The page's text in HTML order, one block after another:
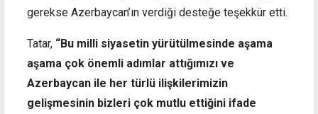
gerekse Azerbaycan’ın verdiği desteğe teşekkür etti.
Tatar, “Bu milli siyasetin yürütülmesinde aşama
aşama çok önemli adımlar attığımızı ve
Azerbaycan ile her türlü ilişkilerimizin
gelişmesinin bizleri çok mutlu ettiğini ifade